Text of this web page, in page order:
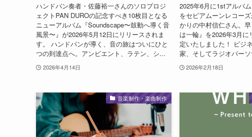
ハンドパン奏者・佐藤裕一さんのソロプロジ
ェクトPAN DUROの記念すべき10枚目となる
ニューアルバム『Soundscape〜鼓動へ導く音
風景〜』が2026年5月12日にリリースされま
す。 ハンドパンが導く、音の旅はついにひと
つの到達点へ。アンビエント、ラテン、シ...
2026年4月14日
2025年6月に1stアルバ
をセピアムーンレコー
かりの中村信仁さん。
は一輪』を2026年3月
定いたしました！ ビジ
家、そしてラジオパー
2026年2月18日
音楽制作・楽曲制作